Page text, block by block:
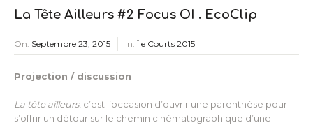
La Tête Ailleurs #2 Focus OI . EcoClip
On: Septembre 23, 2015 In:Île Courts 2015
Projection / discussion
La tête ailleurs, c’est l’occasion d’ouvrir une parenthèse pour
s’offrir un détour sur le chemin cinématographique d’une